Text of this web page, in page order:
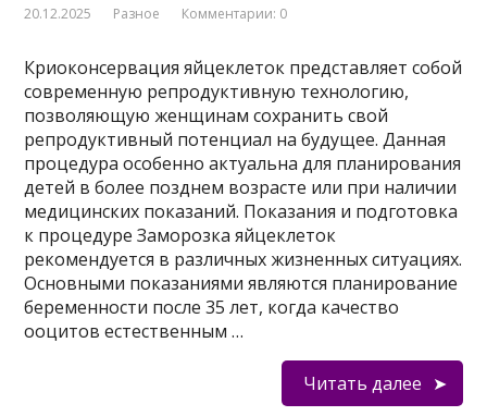
20.12.2025 Разное Комментарии: 0
Криоконсервация яйцеклеток представляет собой
современную репродуктивную технологию,
позволяющую женщинам сохранить свой
репродуктивный потенциал на будущее. Данная
процедура особенно актуальна для планирования
детей в более позднем возрасте или при наличии
медицинских показаний. Показания и подготовка
к процедуре Заморозка яйцеклеток
рекомендуется в различных жизненных ситуациях.
Основными показаниями являются планирование
беременности после 35 лет, когда качество
ооцитов естественным …
Читать далее